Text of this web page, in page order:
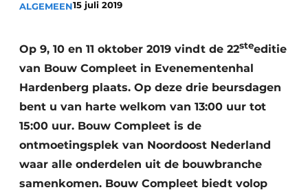
Privacy / Cookie statement
Video’s
ALGEMEEN15 juli 2019
Op 9, 10 en 11 oktober 2019 vindt de 22steeditie
van Bouw Compleet in Evenementenhal
Hardenberg plaats. Op deze drie beursdagen
bent u van harte welkom van 13:00 uur tot
15:00 uur. Bouw Compleet is de
ontmoetingsplek van Noordoost Nederland
waar alle onderdelen uit de bouwbranche
samenkomen. Bouw Compleet biedt volop